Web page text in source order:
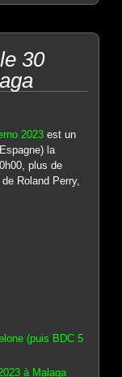
30
2023 est un
la
plus de
Roland Perry,
(puis BDC 5
à Malaga